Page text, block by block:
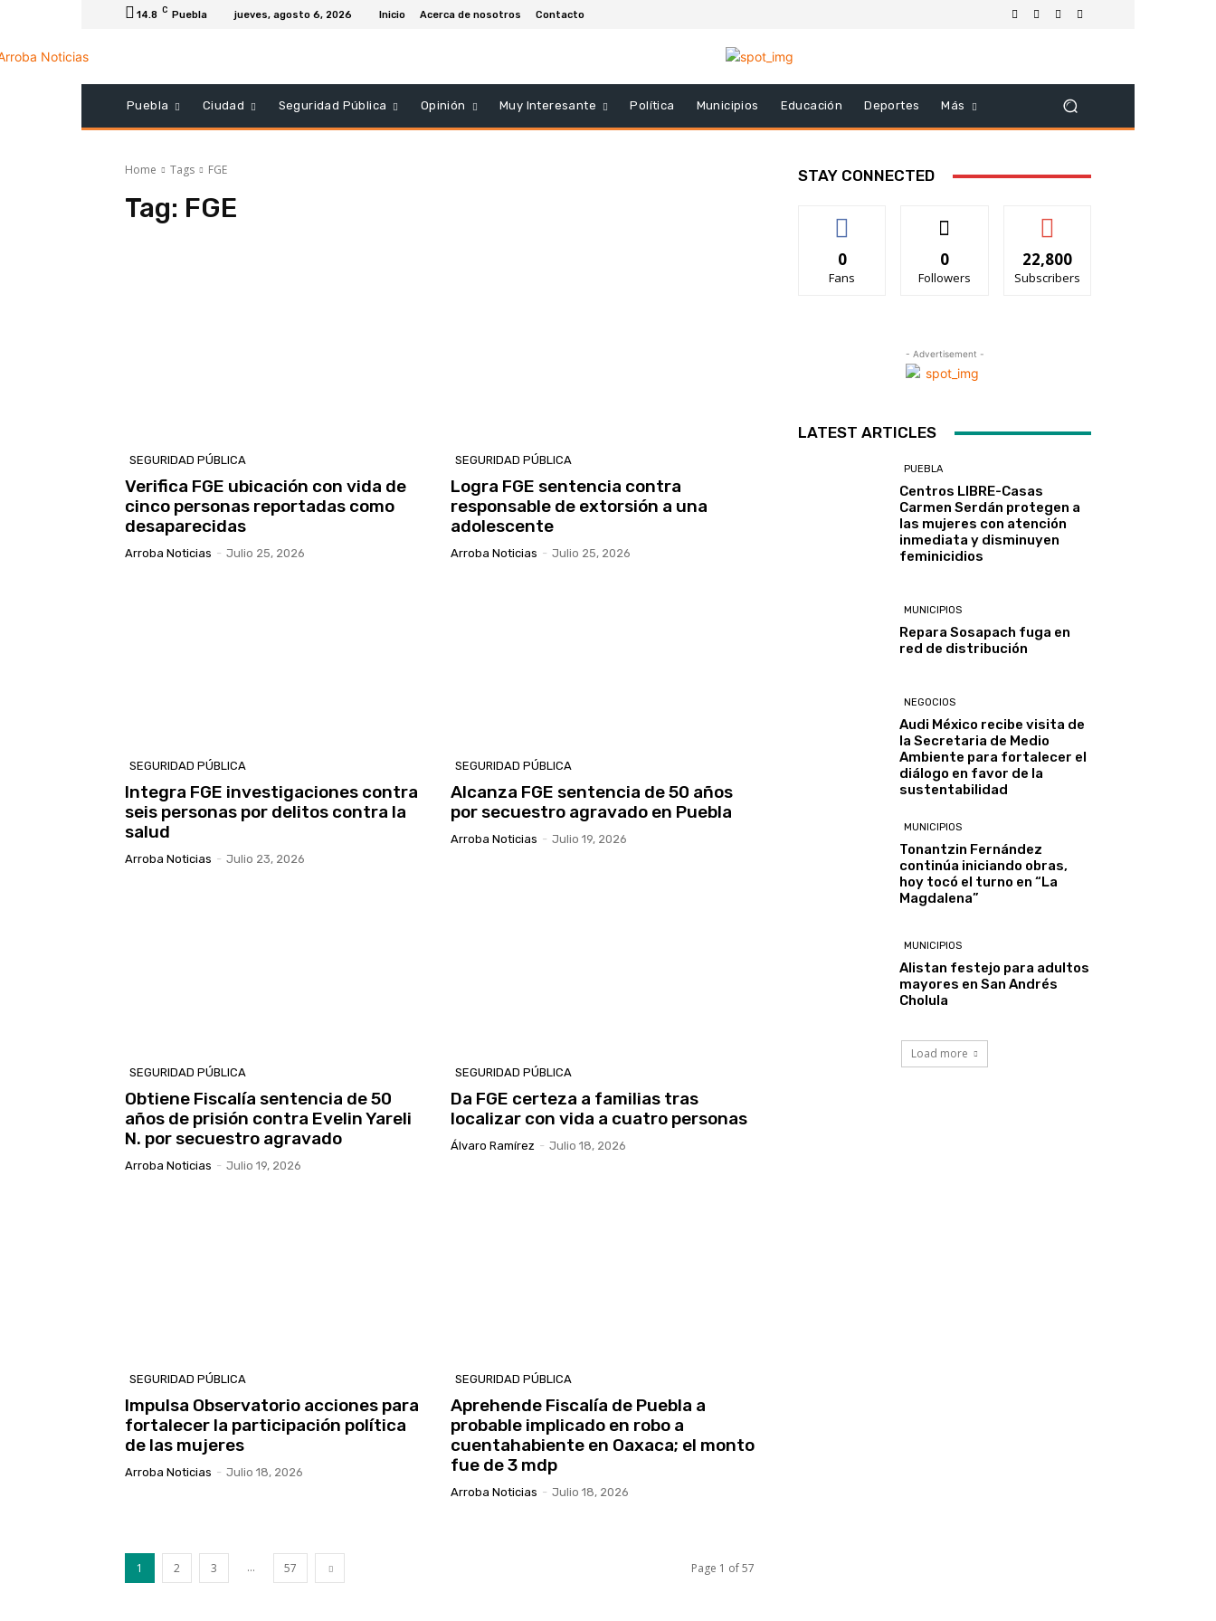
14.8 C Puebla jueves, agosto 6, 2026 Inicio Acerca de nosotros Contacto
Puebla Ciudad Seguridad Pública Opinión Muy Interesante Política Municipios Educación Deportes Más
Home Tags FGE
Tag: FGE
SEGURIDAD PÚBLICA
Verifica FGE ubicación con vida de
cinco personas reportadas como
desaparecidas
Arroba Noticias - Julio 25, 2026
SEGURIDAD PÚBLICA
Logra FGE sentencia contra
responsable de extorsión a una
adolescente
Arroba Noticias - Julio 25, 2026
SEGURIDAD PÚBLICA
Integra FGE investigaciones contra
seis personas por delitos contra la
salud
Arroba Noticias - Julio 23, 2026
SEGURIDAD PÚBLICA
Alcanza FGE sentencia de 50 años
por secuestro agravado en Puebla
Arroba Noticias - Julio 19, 2026
SEGURIDAD PÚBLICA
Obtiene Fiscalía sentencia de 50
años de prisión contra Evelin Yareli
N. por secuestro agravado
Arroba Noticias - Julio 19, 2026
SEGURIDAD PÚBLICA
Da FGE certeza a familias tras
localizar con vida a cuatro personas
Álvaro Ramírez - Julio 18, 2026
SEGURIDAD PÚBLICA
Impulsa Observatorio acciones para
fortalecer la participación política
de las mujeres
Arroba Noticias - Julio 18, 2026
SEGURIDAD PÚBLICA
Aprehende Fiscalía de Puebla a
probable implicado en robo a
cuentahabiente en Oaxaca; el monto
fue de 3 mdp
Arroba Noticias - Julio 18, 2026
1 2 3 ... 57 Page 1 of 57
STAY CONNECTED
0
Fans
0
Followers
22,800
Subscribers
- Advertisement -
LATEST ARTICLES
PUEBLA
Centros LIBRE-Casas
Carmen Serdán protegen a
las mujeres con atención
inmediata y disminuyen
feminicidios
MUNICIPIOS
Repara Sosapach fuga en
red de distribución
NEGOCIOS
Audi México recibe visita de
la Secretaria de Medio
Ambiente para fortalecer el
diálogo en favor de la
sustentabilidad
MUNICIPIOS
Tonantzin Fernández
continúa iniciando obras,
hoy tocó el turno en “La
Magdalena”
MUNICIPIOS
Alistan festejo para adultos
mayores en San Andrés
Cholula
Load more